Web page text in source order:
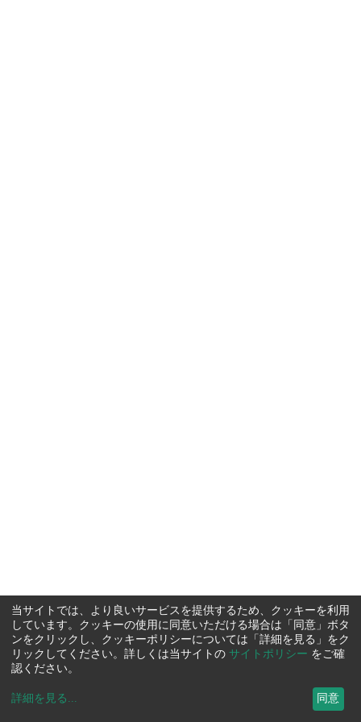
当サイトでは、より良いサービスを提供するため、クッキーを利用
しています。クッキーの使用に同意いただける場合は「同意」ボタ
ンをクリックし、クッキーポリシーについては「詳細を見る」をク
リックしてください。詳しくは当サイトの サイトポリシー をご確
認ください。
詳細を見る ... 同意